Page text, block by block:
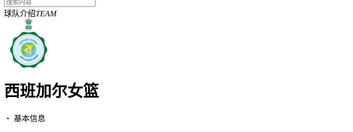
球队介绍TEAM
西班加尔女篮
・ 基本信息